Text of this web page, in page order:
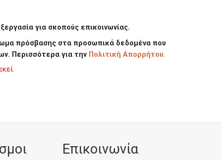
για σκοπούς επικοινωνίας.
πρόσβασης στα προσωπικά δεδομένα που
Περισσότερα για την Πολιτική Απορρήτου.
Επικοινωνία